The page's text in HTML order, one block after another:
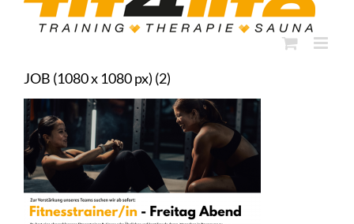
JOB (1080 x 1080 px) (2)